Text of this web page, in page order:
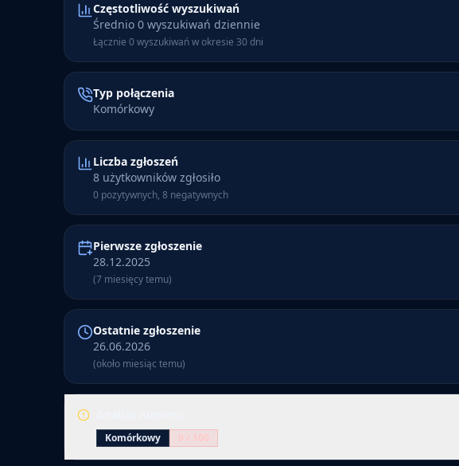
Częstotliwość wyszukiwań
Średnio 0 wyszukiwań dziennie
Łącznie 0 wyszukiwań w okresie 30 dni
Typ połączenia
Komórkowy
Liczba zgłoszeń
8 użytkowników zgłosiło
0 pozytywnych, 8 negatywnych
Pierwsze zgłoszenie
28.12.2025
(7 miesięcy temu)
Ostatnie zgłoszenie
26.06.2026
(około miesiąc temu)
Komórkowy